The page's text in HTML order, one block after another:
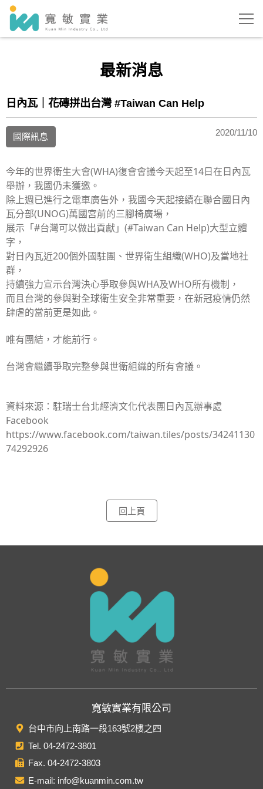
最新消息
日內瓦｜花磚拼出台灣 #Taiwan Can Help
國際訊息 2020/11/10
今年的世界衛生大會(WHA)復會會議今天起至14日在日內瓦
舉辦，我國仍未獲邀。
除上週已進行之電車廣告外，我國今天起接續在聯合國日內
瓦分部(UNOG)萬國宮前的三腳椅廣場，
展示「#台灣可以做出貢獻」(#Taiwan Can Help)大型立體
字，
對日內瓦近200個外國駐團、世界衛生組織(WHO)及當地社
群，
持續強力宣示台灣決心爭取參與WHA及WHO所有機制，
而且台灣的參與對全球衛生安全非常重要，在新冠疫情仍然
肆虐的當前更是如此。
唯有團結，才能前行。
台灣會繼續爭取完整參與世衛組織的所有會議。
資料來源： 駐瑞士台北經濟文化代表團日內瓦辦事處
Facebook
https://www.facebook.com/taiwan.tiles/posts/34241130
74292926
回上頁
寬敏實業有限公司
台中市向上南路一段163號2樓之四
Tel. 04-2472-3801
Fax. 04-2472-3803
E-mail: info@kuanmin.com.tw